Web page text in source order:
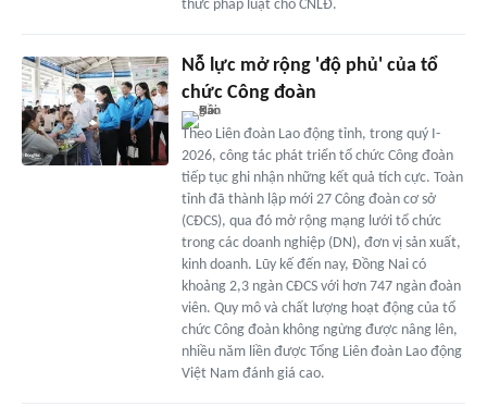
thức pháp luật cho CNLĐ.
Nỗ lực mở rộng 'độ phủ' của tổ
chức Công đoàn
Theo Liên đoàn Lao động tỉnh, trong quý I-
2026, công tác phát triển tổ chức Công đoàn
tiếp tục ghi nhận những kết quả tích cực. Toàn
tỉnh đã thành lập mới 27 Công đoàn cơ sở
(CĐCS), qua đó mở rộng mạng lưới tổ chức
trong các doanh nghiệp (DN), đơn vị sản xuất,
kinh doanh. Lũy kế đến nay, Đồng Nai có
khoảng 2,3 ngàn CĐCS với hơn 747 ngàn đoàn
viên. Quy mô và chất lượng hoạt động của tổ
chức Công đoàn không ngừng được nâng lên,
nhiều năm liền được Tổng Liên đoàn Lao động
Việt Nam đánh giá cao.